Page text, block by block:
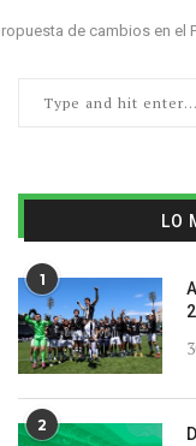
de cambios en el
LO
1
2